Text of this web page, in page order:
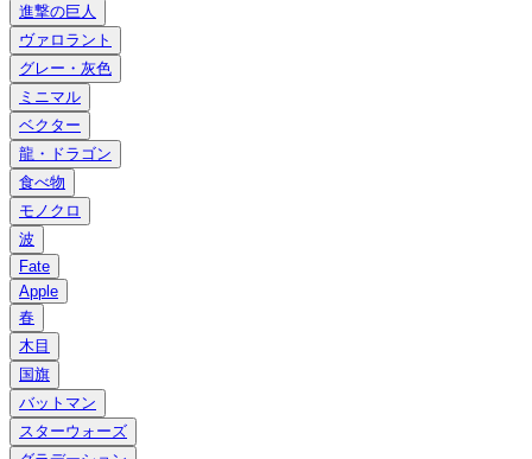
進撃の巨人
ヴァロラント
グレー・灰色
ミニマル
ベクター
龍・ドラゴン
食べ物
モノクロ
波
Fate
Apple
春
木目
国旗
バットマン
スターウォーズ